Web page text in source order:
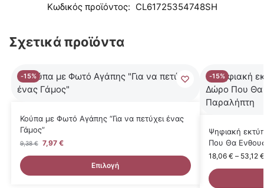
Κωδικός προϊόντος: CL61725354748SH
Σχετικά προϊόντα
-15%
Κούπα με Φωτό Αγάπης “Για να πετύχει ένας
Γάμος”
9,38€ 7,97 €
Επιλογή
-15%
Ψηφιακή
Που Θα
18,06 € – 53,12 €